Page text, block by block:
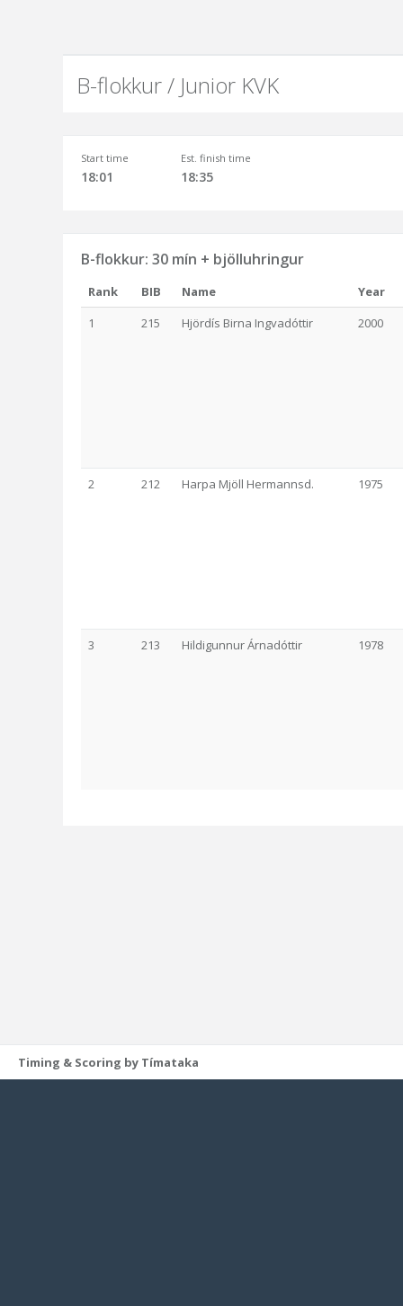
B-flokkur / Junior KVK
Start time
18:01
Est. finish time
18:35
B-flokkur: 30 mín + bjölluhringur
Rank BIB Name
Year
1
215 Hjördís Birna Ingvadóttir 2000
2 212 Harpa Mjöll Hermannsd. 1975
3 213 Hildigunnur Árnadóttir 1978
Timing & Scoring by Tímataka